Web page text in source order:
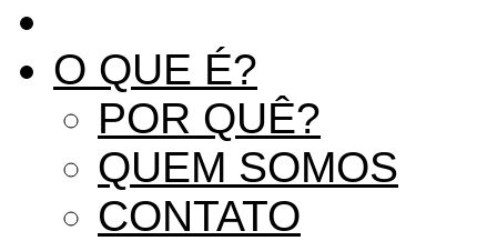
O QUE É?
POR QUÊ?
QUEM SOMOS
CONTATO